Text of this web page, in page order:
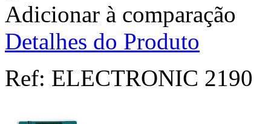
Adicionar à comparação
Detalhes do Produto
Ref: ELECTRONIC 2190